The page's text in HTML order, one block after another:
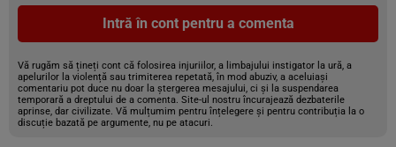
Intră în cont pentru a comenta
Vă rugăm să țineți cont că folosirea injuriilor, a limbajului instigator la ură, a
apelurilor la violență sau trimiterea repetată, în mod abuziv, a aceluiași
comentariu pot duce nu doar la ștergerea mesajului, ci și la suspendarea
temporară a dreptului de a comenta. Site-ul nostru încurajează dezbaterile
aprinse, dar civilizate. Vă mulțumim pentru înțelegere și pentru contribuția la o
discuție bazată pe argumente, nu pe atacuri.